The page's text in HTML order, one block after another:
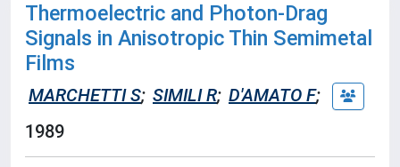
Thermoelectric and Photon-Drag
Signals in Anisotropic Thin Semimetal
Films
MARCHETTI S; SIMILI R; D'AMATO F;
1989